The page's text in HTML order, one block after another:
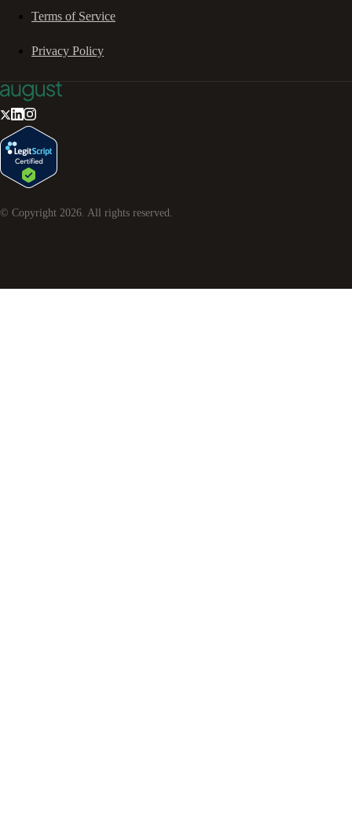
Terms of Service
Privacy Policy
© Copyright 2026. All rights reserved.